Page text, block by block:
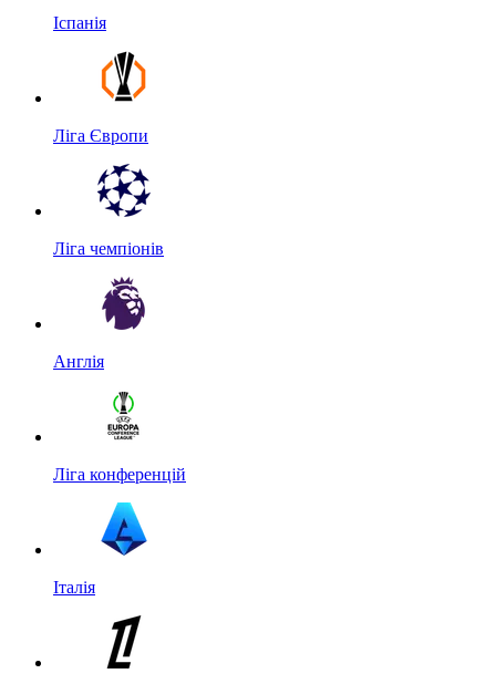
Іспанія
Ліга Європи
Ліга чемпіонів
Англія
Ліга конференцій
Італія